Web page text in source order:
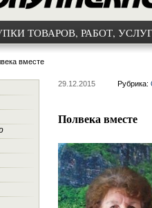
ТОВАРОВ, РАБОТ,
вместе
29.12.2015 Рубрика:
Полвека вместе